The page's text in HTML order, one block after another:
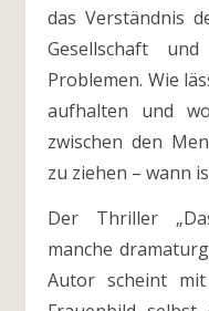
das Verständnis
Gesellschaft
Problemen. Wie
aufhalten und
zwischen den
zu ziehen – wann
Der Thriller
manche
Autor scheint